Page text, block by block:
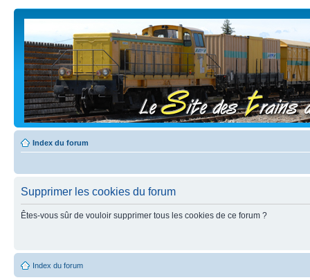
Index du forum
Supprimer les cookies du forum
Êtes-vous sûr de vouloir supprimer tous les cookies de ce forum ?
Index du forum